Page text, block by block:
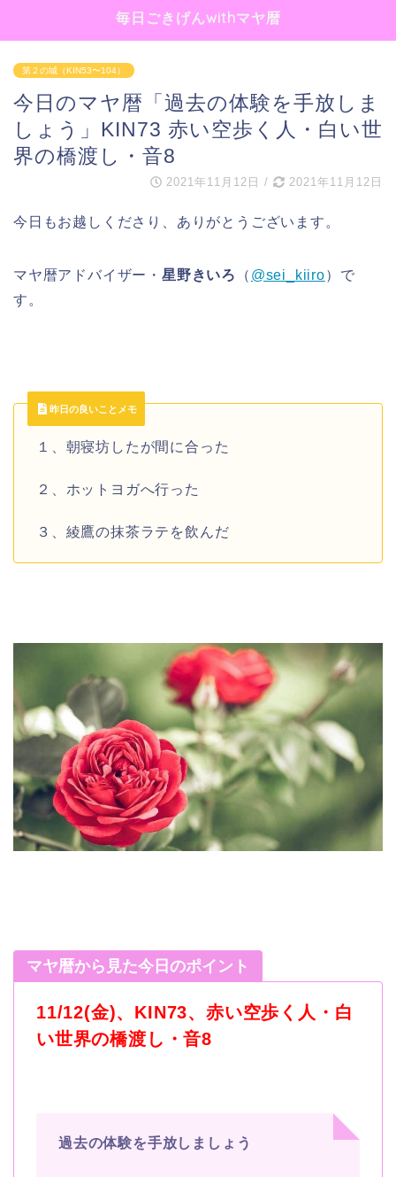
毎日ごきげんwithマヤ暦
第２の城（KIN53〜104）
今日のマヤ暦「過去の体験を手放しま
しょう」KIN73 赤い空歩く人・白い世
界の橋渡し・音8
2021年11月12日 / 2021年11月12日
今日もお越しくださり、ありがとうございます。
マヤ暦アドバイザー・ 星野きいろ （ @sei_kiiro）で
す。
昨日の良いことメモ
１、朝寝坊したが間に合った
２、ホットヨガへ行った
３、綾鷹の抹茶ラテを飲んだ
マヤ暦から見た今日のポイント
11/12(金)、 KIN73、赤い空歩く人・白
い世界の橋渡し・音8
過去の体験を手放しましょう